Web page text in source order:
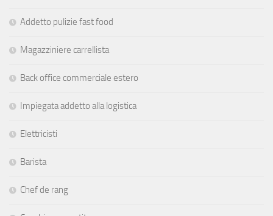
Addetto pulizie fast food
Magazziniere carrellista
Back office commerciale estero
Impiegata addetto alla logistica
Elettricisti
Barista
Chef de rang